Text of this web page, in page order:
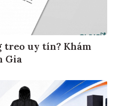
treo uy tín? Khám
Gia